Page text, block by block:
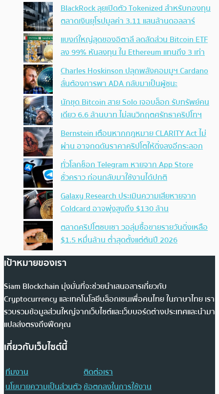
BlackRock ลุยเปิดตัว Tokenized สำหรับกองทุน
ตลาดเงินยุโรปมูลค่า 3.11 แสนล้านดอลลาร์
แบงก์ใหญ่สุดของอิตาลี ลดสัดส่วน Bitcoin ETF
ลง 99% หันลงทุน ใน Ethereum แทนถึง 3 เท่า
Charles Hoskinson ปลุกพลังคอมมูฯ Cardano
ลั่นต้องการพา ADA กลับมาเป็นผู้ชนะ
นักขุด Bitcoin สาย Solo เจอบล็อก รับทรัพย์คน
เดียว 6.6 ล้านบาท ไม่สนวิกฤตศรัทธาคริปโทฯ
Bernstein เตือนหากกฎหมาย CLARITY Act ไม่
ผ่าน อาจกดดันราคาคริปโตให้ดิ่งลงอีกระลอก
ทั่วโลกช็อก Telegram หายจาก App Store
ชั่วคราว ก่อนกลับมาใช้งานได้ปกติ
Galaxy Research ประเมินความเสียหายจาก
Coldcard อาจพุ่งสูงถึง $130 ล้าน
ตลาดคริปโตซบเซา วอลุ่มซื้อขายรายวันดิ่งเหลือ
$1.5 หมื่นล้าน ต่ำสุดตั้งแต่ต้นปี 2026
เป้าหมายของเรา
Siam Blockchain มุ่งมั่นที่จะช่วยนำเสนอสารเกี่ยวกับ
Cryptocurrency และเทคโนโลยีบล็อกเชนเพื่อคนไทย ในภาษาไทย เรา
รวบรวมข้อมูลส่วนใหญ่จากเว็บไซต์และเว็บบอร์ดต่างประเทศและนำมา
แปลส่งตรงถึงฟีดคุณ
เกี่ยวกับเว็บไซต์นี้
ทีมงาน
ติดต่อเรา
นโยบายความเป็นส่วนตัวข้อตกลงในการใช้งาน